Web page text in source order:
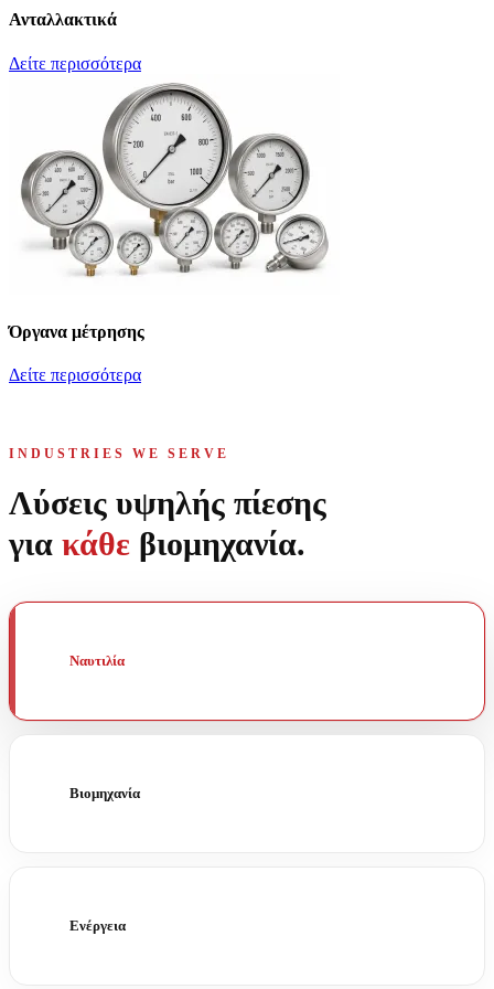
Ανταλλακτικά
Δείτε περισσότερα
Όργανα μέτρησης
Δείτε περισσότερα
INDUSTRIES WE SERVE
Λύσεις υψηλής πίεσης
για κάθε βιομηχανία.
Ναυτιλία
Βιομηχανία
Ενέργεια